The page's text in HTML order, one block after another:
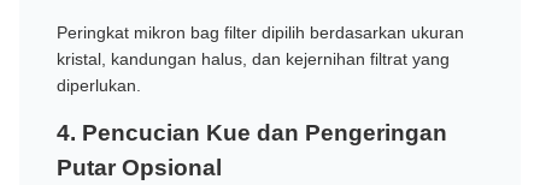
Peringkat mikron bag filter dipilih berdasarkan ukuran
kristal, kandungan halus, dan kejernihan filtrat yang
diperlukan.
4. Pencucian Kue dan Pengeringan
Putar Opsional